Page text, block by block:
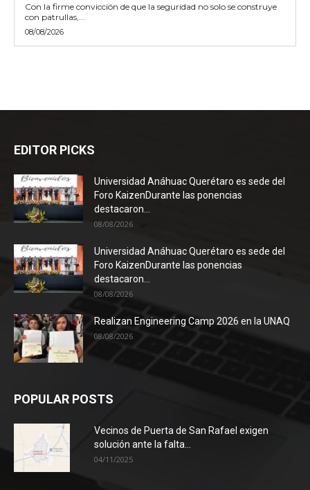
Con la firme convicción de que la seguridad no solo se construye
con patrullas,...
08/08/2026
EDITOR PICKS
Universidad Anáhuac Querétaro es sede del
Foro KaizenDurante las ponencias
destacaron...
08/08/2026
Universidad Anáhuac Querétaro es sede del
Foro KaizenDurante las ponencias
destacaron...
08/08/2026
Realizan Engineering Camp 2026 en la UNAQ
08/08/2026
POPULAR POSTS
Vecinos de Puerta de San Rafael exigen
solución ante la falta...
04/11/2025